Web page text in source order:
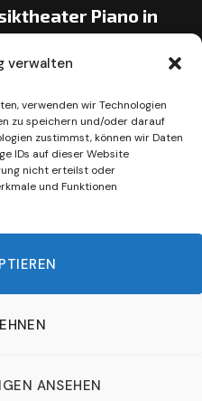
verwalten
verwenden wir Technologien
zu speichern und/oder darauf
zustimmst, können wir Daten
IDs auf dieser Website
nicht erteilst oder
und Funktionen
ANSEHEN
Piano in
Konzert!
être“-Tour gastierte die
Band LAZULI im
Club war…